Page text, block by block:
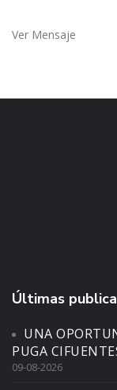
Ver Mensaje
Últimas
UNA
PUGA
09-08-2026